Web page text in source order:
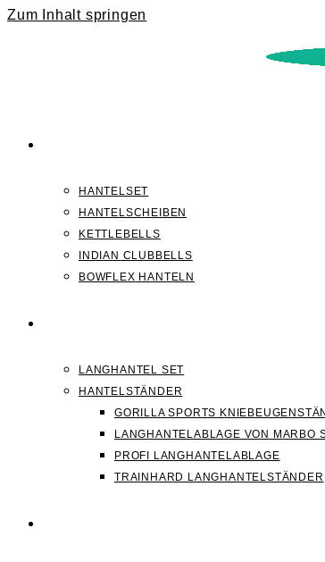
Zum Inhalt springen
HANTELSET
HANTELSCHEIBEN
KETTLEBELLS
INDIAN CLUBBELLS
BOWFLEX HANTELN
LANGHANTEL SET
HANTELSTÄNDER
GORILLA SPORTS
LANGHANTELABLAGE VON MARBO
PROFI LANGHANTELABLAGE
TRAINHARD LANGHANTELSTÄNDER